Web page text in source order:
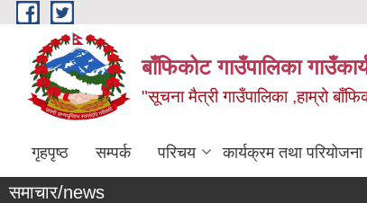
Skip to main content
बाँफिकोट गाउँपालिका
"सूचना मैत्री गाउँपालिका ,हाम्रो
गृहपृष्ठ सम्पर्क परिचय कार्यक्रम तथा परियोजना
समाचार/news